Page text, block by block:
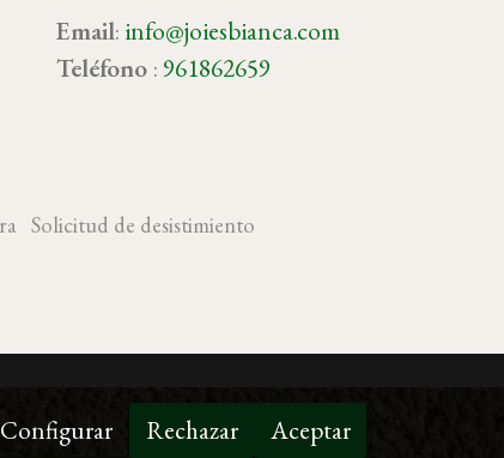
Email: info@joiesbianca.com
Teléfono :961862659
Solicitud de desistimiento
Configurar Rechazar Aceptar